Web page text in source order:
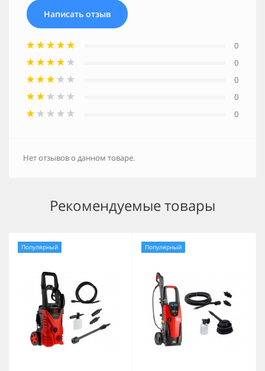
Написать отзыв
0
0
0
0
0
Нет отзывов о данном товаре.
Рекомендуемые товары
Популярный Популярный